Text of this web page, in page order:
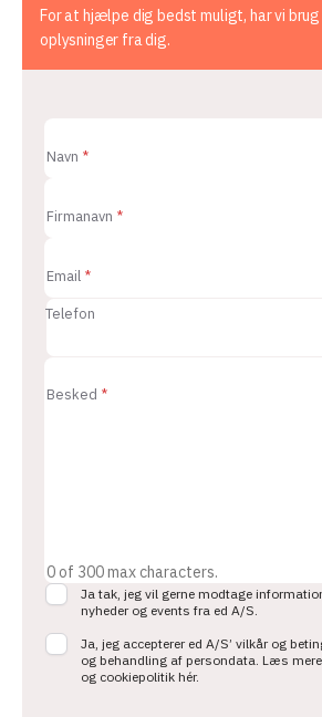
For at hjælpe dig bedst muligt, har vi
oplysninger fra dig.
Navn *
Firmanavn *
m
a
F
a
a
v
i
Email *
Telefon
Besked *
0 of 300 max characters.
C
e
Ja tak, jeg vil gerne modtage
nyheder og events fra ed A/S.
Ja, jeg accepterer ed A/S’ vilkår og
og behandling af persondata. Læs mere om vores Privatlivs-
og cookiepolitik hér.